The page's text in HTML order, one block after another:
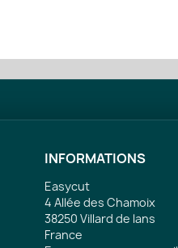
INFORMATIONS
Easycut
4 Allée des Chamoix
38250 Villard de lans
France